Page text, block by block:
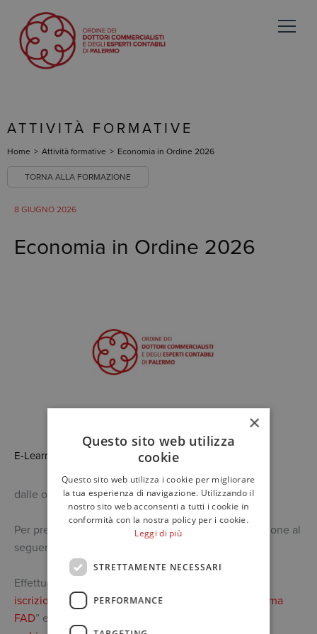
ATTIVITÀ FORMATIVE
Home > Attività formative > Economia in Ordine 2026
TORNA ALLA FORMAZIONE
8 GIUGNO 2026
Economia in Ordine 2026
E-Learning
dalle ore 14.30 alle ore 16.00
Per prendere parte all’evento effettuare la prenotazione al
seguente link:
Effettuata l’iscrizione sul portale, visionare la
iscrizioni
, cliccare sul pulsante “
Accedi alla piattaforma
FAD” ed effettuare l’
×
Questo sito web utilizza
cookie
Questo sito web utilizza i cookie per migliorare
la tua esperienza di navigazione. Utilizzando il
nostro sito web acconsenti a tutti i cookie in
conformità con la nostra policy per i cookie.
Leggi di più
STRETTAMENTE NECESSARI
PERFORMANCE